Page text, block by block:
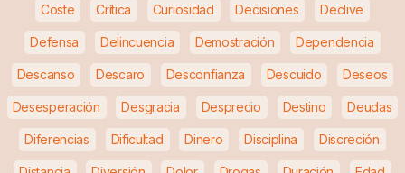
Coste Crítica Curiosidad Decisiones Declive
Defensa Delincuencia Demostración Dependencia
Descanso Descaro Desconfianza Descuido Deseos
Desesperación Desgracia Desprecio Destino Deudas
Diferencias Dificultad Dinero Disciplina Discreción